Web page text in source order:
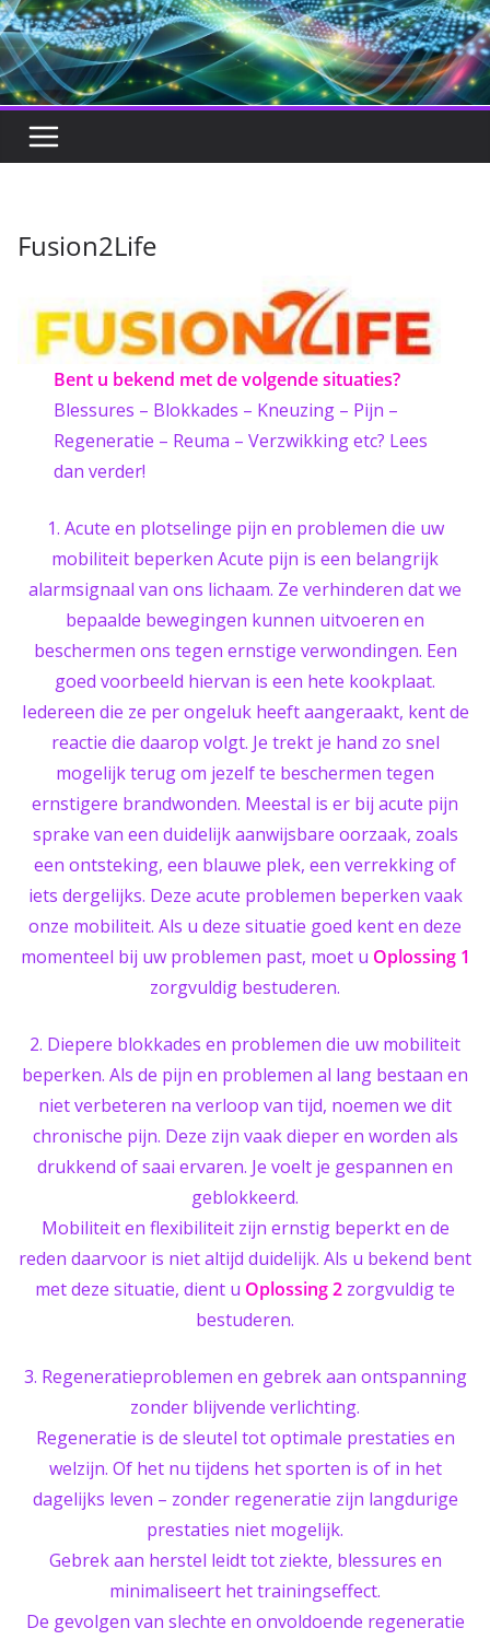
Fusion2Life
Bent u bekend met de volgende situaties?
Blessures – Blokkades – Kneuzing – Pijn –
Regeneratie – Reuma – Verzwikking etc? Lees
dan verder!
1. Acute en plotselinge pijn en problemen die uw
mobiliteit beperken Acute pijn is een belangrijk
alarmsignaal van ons lichaam. Ze verhinderen dat we
bepaalde bewegingen kunnen uitvoeren en
beschermen ons tegen ernstige verwondingen. Een
goed voorbeeld hiervan is een hete kookplaat.
Iedereen die ze per ongeluk heeft aangeraakt, kent de
reactie die daarop volgt. Je trekt je hand zo snel
mogelijk terug om jezelf te beschermen tegen
ernstigere brandwonden. Meestal is er bij acute pijn
sprake van een duidelijk aanwijsbare oorzaak, zoals
een ontsteking, een blauwe plek, een verrekking of
iets dergelijks. Deze acute problemen beperken vaak
onze mobiliteit. Als u deze situatie goed kent en deze
momenteel bij uw problemen past, moet u Oplossing 1
zorgvuldig bestuderen.
2. Diepere blokkades en problemen die uw mobiliteit
beperken. Als de pijn en problemen al lang bestaan en
niet verbeteren na verloop van tijd, noemen we dit
chronische pijn. Deze zijn vaak dieper en worden als
drukkend of saai ervaren. Je voelt je gespannen en
geblokkeerd.
Mobiliteit en flexibiliteit zijn ernstig beperkt en de
reden daarvoor is niet altijd duidelijk. Als u bekend bent
met deze situatie, dient u Oplossing 2 zorgvuldig te
bestuderen.
3. Regeneratieproblemen en gebrek aan ontspanning
zonder blijvende verlichting.
Regeneratie is de sleutel tot optimale prestaties en
welzijn. Of het nu tijdens het sporten is of in het
dagelijks leven – zonder regeneratie zijn langdurige
prestaties niet mogelijk.
Gebrek aan herstel leidt tot ziekte, blessures en
minimaliseert het trainingseffect.
De gevolgen van slechte en onvoldoende regeneratie